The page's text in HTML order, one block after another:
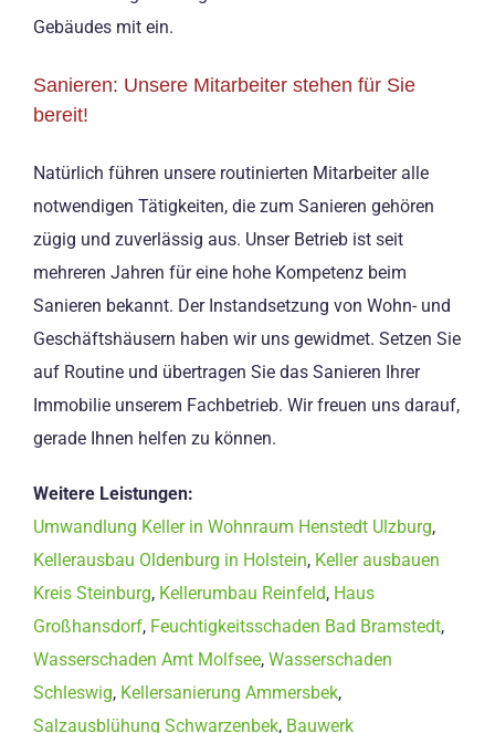
Gebäudes mit ein.
Sanieren: Unsere Mitarbeiter stehen für Sie
bereit!
Natürlich führen unsere routinierten Mitarbeiter alle
notwendigen Tätigkeiten, die zum Sanieren gehören
zügig und zuverlässig aus. Unser Betrieb ist seit
mehreren Jahren für eine hohe Kompetenz beim
Sanieren bekannt. Der Instandsetzung von Wohn- und
Geschäftshäusern haben wir uns gewidmet. Setzen Sie
auf Routine und übertragen Sie das Sanieren Ihrer
Immobilie unserem Fachbetrieb. Wir freuen uns darauf,
gerade Ihnen helfen zu können.
Weitere Leistungen:
Umwandlung Keller in Wohnraum Henstedt Ulzburg,
Kellerausbau Oldenburg in Holstein, Keller ausbauen
Kreis Steinburg, Kellerumbau Reinfeld, Haus
Großhansdorf, Feuchtigkeitsschaden Bad Bramstedt,
Wasserschaden Amt Molfsee, Wasserschaden
Schleswig, Kellersanierung Ammersbek,
Salzausblühung Schwarzenbek, Bauwerk